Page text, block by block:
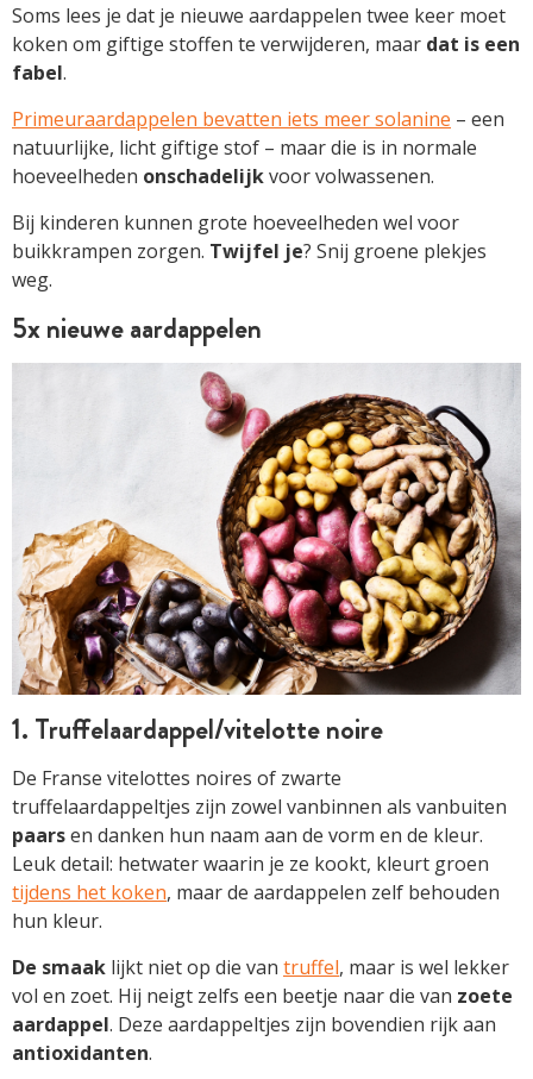
Soms lees je dat je nieuwe aardappel­en twee keer moet
koken om giftige stoffen te verwijderen, maar dat is een
fabel. ­
Primeuraardappelen bevatten iets meer solanine – een
natuurlijke, licht giftige stof – maar die is in normale
hoeveelheden onschadelijkvoor volwassenen.
Bij kinderen kunnen grote hoeveelheden wel voor
buikkrampen zorgen. Twijfel je? Snij groene plekjes
weg.
5x nieuwe aardappel­en
1. Truffelaardappel/vitelotte noire
De Franse vitelottes noires of zwarte
truffelaardappeltjes zijn zowel vanbinnen als vanbuiten
paarsen danken hun naam aan de vorm en de kleur.
Leuk detail: hetwater waarin je ze kookt, kleurt groen
tijdens het koken, maar de aardappelen zelf behouden
hun kleur.
De smaak lijkt niet op die van truffel, maar is wel lekker
vol en zoet. Hij neigt zelfs een beetje naar die van zoete
aardappel. Deze aardappeltjes zijn bovendien rijk aan
antioxidanten.